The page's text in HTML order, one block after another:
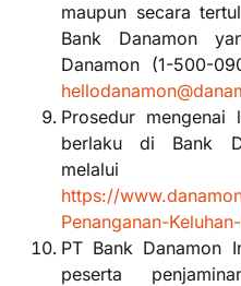
maupun secara
Bank Danamon
Danamon (1-500-
Prosedur mengenai
berlaku di Bank
https://
Penanganan-
PT Bank Danamon
peserta